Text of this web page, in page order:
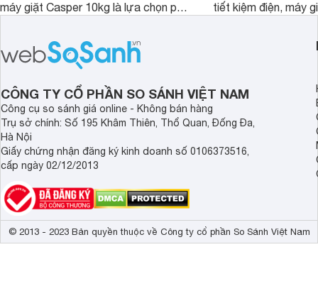
máy giặt Casper 10kg là lựa chọn phù
tiết kiệm điện, máy
nhắc cho các gia
bán hiện đã giảm
CÔNG TY CỔ PHẦN SO SÁNH VIỆT NAM
Công cụ so sánh giá online - Không bán hàng
Trụ sở chính: Số 195 Khâm Thiên, Thổ Quan, Đống Đa,
Hà Nội
Giấy chứng nhận đăng ký kinh doanh số 0106373516,
cấp ngày 02/12/2013
© 2013 - 2023 Bản quyền thuộc về Công ty cổ phần So Sánh Việt Nam